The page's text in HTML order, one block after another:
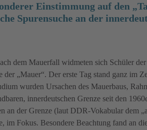
Einstimmung auf den
Spurensuche an der
dem Mauerfall widmeten sich Schüler
der „Mauer“. Der erste Tag stand ganz im
wurden Ursachen des Mauerbaus,
innerdeutschen Grenze seit den
an der Grenze (laut DDR-Vokabular dem
im Fokus. Besondere Beachtung fand an